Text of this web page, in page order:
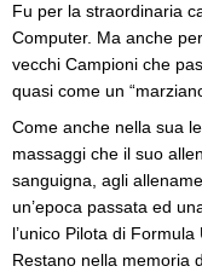
Fu per la straordinaria
Computer. Ma anche
vecchi Campioni che
quasi come un
Come anche nella sua
massaggi che il suo
sanguigna, agli
un’epoca passata ed
l’unico Pilota di
Restano nella memoria